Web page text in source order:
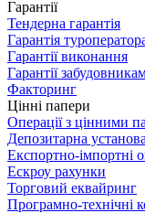
Гарантії
Тендерна гарантія
Гарантія
Гарантії виконання
Гарантії
Факторинг
Цінні папери
Операції з цінними
Депозитарна установа
Експортно-імпортні
Ескроу рахунки
Торговий еквайринг
Програмно-технічні